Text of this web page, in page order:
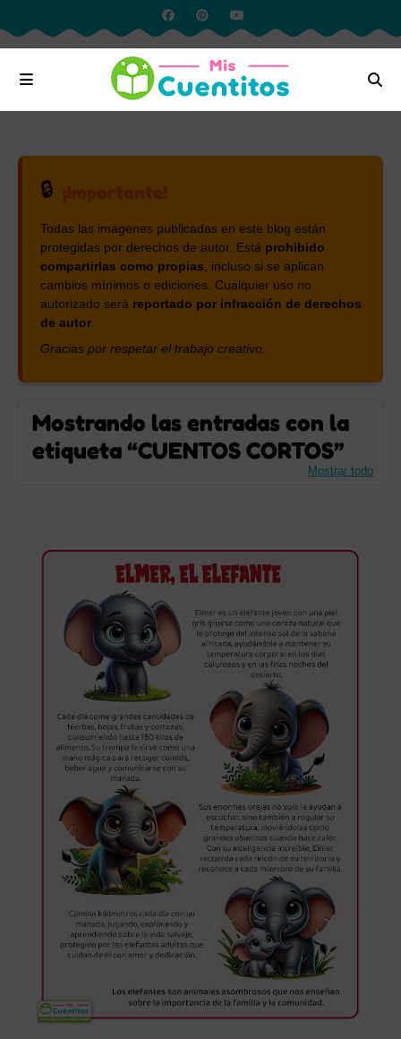
🔒
Todas las imágenes publicadas en este blog están
protegidas por derechos de autor. Está prohibido
compartirlas como propias , incluso si se aplican
cambios mínimos o ediciones. Cualquier uso no
autorizado será reportado por infracción de derechos
de autor
Gracias por respetar el trabajo creativo.
Mostrando las entradas con la
etiqueta CUENTOS CORTOS
Mostrar todo